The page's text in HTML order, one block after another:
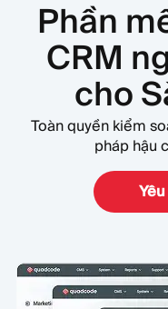
Phần
CRM
cho
Toàn quyền kiểm
pháp hậu
Giải pháp chìa khóa
Ngoại hối/CFD
TÀI NGUYÊN